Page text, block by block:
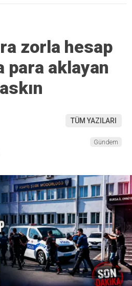
zorla hesap
para aklayan
TÜM YAZILARI
Gündem